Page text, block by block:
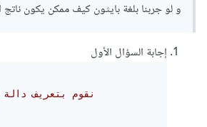
و لو جربنا بلغة بايثون كيف ممكن يكون ناتج
إجابة السؤال الأول